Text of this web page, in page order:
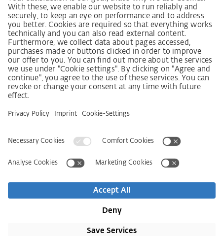
людини
Процедура подання та розгляду скарг відповідно
до Закону про належну обачність у ланцюгах
постачання
Довідкові дані AGB
Політика конфіденційності
Сервіси